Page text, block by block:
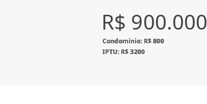
R$ 900.000
Condomínio: R$ 800
IPTU: R$ 3200